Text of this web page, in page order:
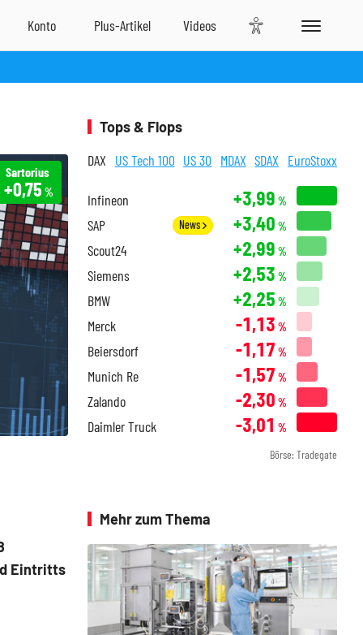
Sartorius
+0,75 %
Eintritts
Tops & Flops
DAX US Tech 100 US 30 MDAX SDAX EuroStoxx
Infineon +3,99 %
SAP News +3,40 %
Scout24 +2,99 %
Siemens +2,53 %
BMW +2,25 %
Merck -1,13 %
Beiersdorf -1,17 %
Munich Re -1,57 %
Zalando -2,30 %
Daimler Truck -3,01 %
Börse: Tradegate
Mehr zum Thema